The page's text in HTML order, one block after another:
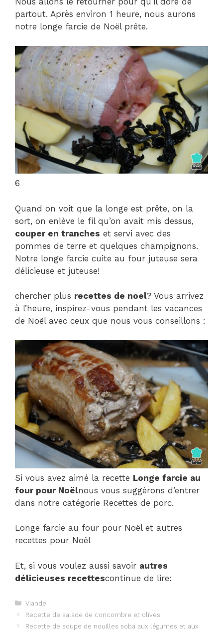
partout. Après environ 1 heure, nous aurons
notre longe farcie de Noël prête.
6
Quand on voit que la longe est prête, on la
sort, on enlève le fil qu’on avait mis dessus,
couper en tranches et servi avec des
pommes de terre et quelques champignons.
Notre longe farcie cuite au four juteuse sera
délicieuse et juteuse!
chercher plus recettes de noel? Vous arrivez
à l’heure, inspirez-vous pendant les vacances
de Noël avec ceux que nous vous conseillons :
Si vous avez aimé la recette Longe farcie au
four pour Noëlnous vous suggérons d’entrer
dans notre catégorie Recettes de porc.
Longe farcie au four pour Noël et autres
recettes pour Noël
Et, si vous voulez aussi savoir autres
délicieuses recettescontinue de lire:
Catégories
Viande
Navigation
des
Recette de salade de concombre et olives
Recette de soupe de nouilles soba aux légumes et aux